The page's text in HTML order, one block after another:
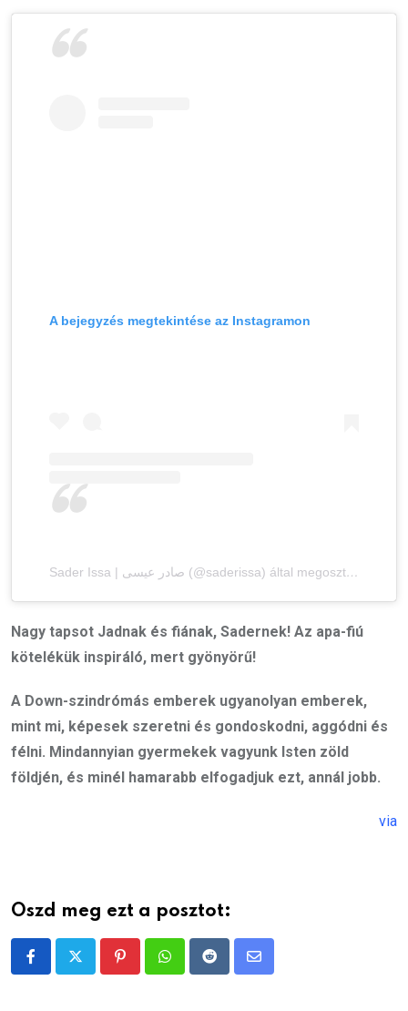
A bejegyzés megtekintése az Instagramon
Sader Issa | صادر عيسى (@saderissa) által megosztott bejegyzés
Nagy tapsot Jadnak és fiának, Sadernek! Az apa-fiú
kötelékük inspiráló, mert gyönyörű!
A Down-szindrómás emberek ugyanolyan emberek,
mint mi, képesek szeretni és gondoskodni, aggódni és
félni. Mindannyian gyermekek vagyunk Isten zöld
földjén, és minél hamarabb elfogadjuk ezt, annál jobb.
via
Oszd meg ezt a posztot:
PinterestWhatsappRedditShare